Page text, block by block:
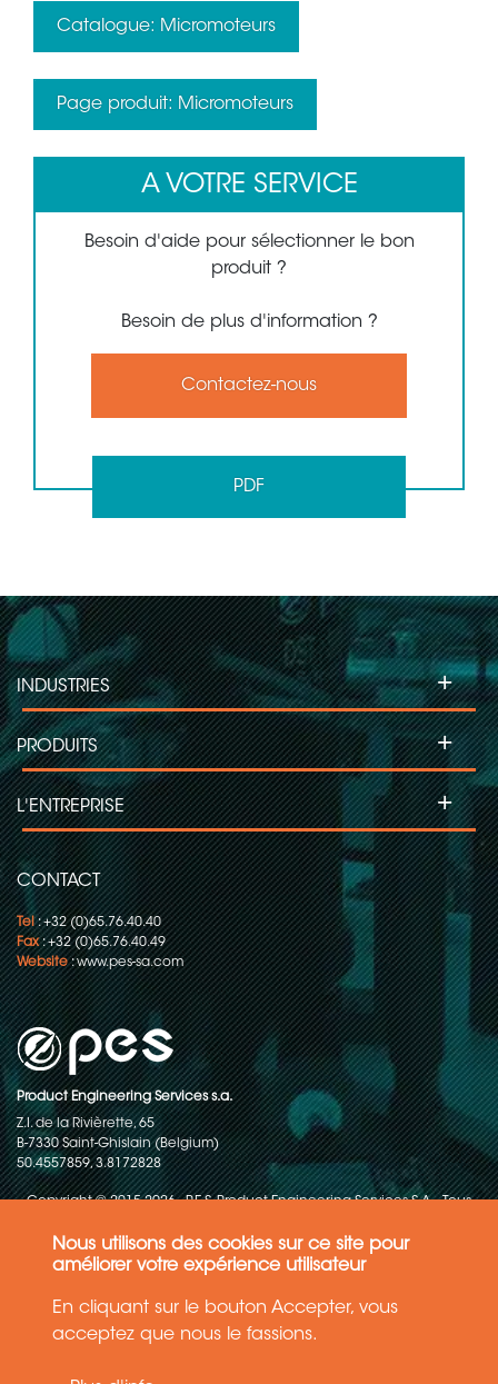
Nous utilisons des cookies sur ce site pour
améliorer votre expérience utilisateur
En cliquant sur le bouton Accepter, vous
acceptez que nous le fassions.
Catalogue: Micromoteurs
Page produit: Micromoteurs
A VOTRE SERVICE
Besoin d'aide pour sélectionner le bon
produit ?
Besoin de plus d'information ?
Contactez-nous
PDF
CONTACT
Tel: +32 (0)65.76.40.40
Fax: +32 (0)65.76.40.49
Website:www.pes-sa.com
Product Engineering Services s.a.
Z.I. de la Rivièrette, 65
B-7330 Saint-Ghislain (Belgium)
50.4557859, 3.8172828
INDUSTRIES +
PRODUITS +
L'ENTREPRISE +
Copyright © 2015-2026 - P.E.S. Product Engineering Services S.A. - Tous
Politique de protection des données
Conditions générales de ventes